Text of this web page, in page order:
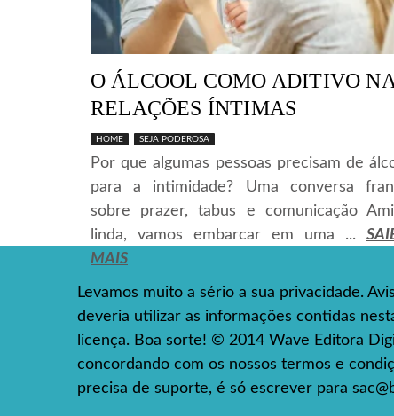
O ÁLCOOL COMO ADITIVO
RELAÇÕES ÍNTIMAS
HOME SEJA PODEROSA
Por que algumas pessoas precisam de
para a intimidade? Uma conversa
sobre prazer, tabus e comunicação
linda, vamos embarcar em uma ...
MAIS
Levamos muito a sério a sua privacidade.
deveria utilizar as informações contidas
licença. Boa sorte! © 2014 Wave Editora
concordando com os nossos termos e
precisa de suporte, é só escrever para